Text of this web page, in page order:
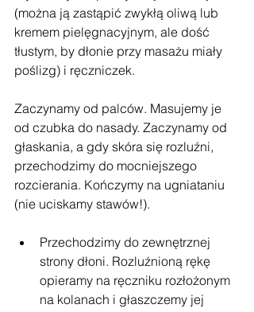
(można ją zastąpić zwykłą oliwą lub
kremem pielęgnacyjnym, ale dość
tłustym, by dłonie przy masażu miały
poślizg) i ręczniczek.
Zaczynamy od palców. Masujemy je
od czubka do nasady. Zaczynamy od
głaskania, a gdy skóra się rozluźni,
przechodzimy do mocniejszego
rozcierania. Kończymy na ugniataniu
(nie uciskamy stawów!).
Przechodzimy do zewnętrznej
strony dłoni. Rozluźnioną rękę
opieramy na ręczniku rozłożonym
na kolanach i głaszczemy jej